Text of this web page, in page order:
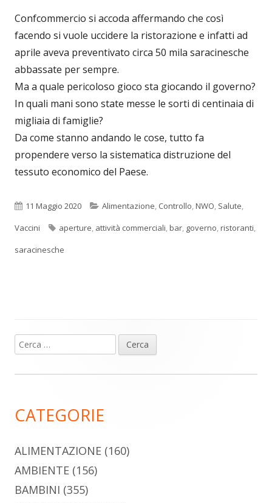
Confcommercio si accoda affermando che così
facendo si vuole uccidere la ristorazione e infatti ad
aprile aveva preventivato circa 50 mila saracinesche
abbassate per sempre.
Ma a quale pericoloso gioco sta giocando il governo?
In quali mani sono state messe le sorti di centinaia di
migliaia di famiglie?
Da come stanno andando le cose, tutto fa
propendere verso la sistematica distruzione del
tessuto economico del Paese.
Pubblicato
11 Maggio 2020 Categorie
Alimentazione, Controllo,NWO, Salute,
Vaccini
Tag
aperture, attività commerciali,bar, governo,ristoranti,
saracinesche
Barra
laterale
Ricerca
per:
CATEGORIE
ALIMENTAZIONE (160)
AMBIENTE (156)
BAMBINI (355)